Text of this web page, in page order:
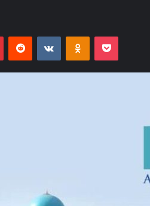
PinterestReddit VKontakteOdnoklassniki
Pocket